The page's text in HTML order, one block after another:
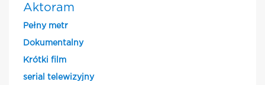
Aktoram
Pełny metr
Dokumentalny
Krótki film
serial telewizyjny